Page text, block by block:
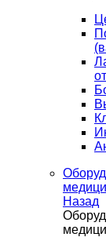
Назад